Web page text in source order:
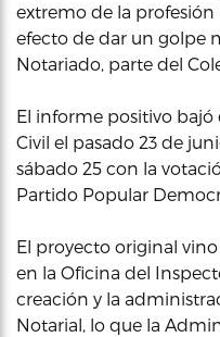
extremo de la profesión
efecto de dar un golpe
Notariado, parte del
El informe positivo
Civil el pasado 23 de
sábado 25 con la
Partido Popular
El proyecto original
en la Oficina del
creación y la
Notarial, lo que la